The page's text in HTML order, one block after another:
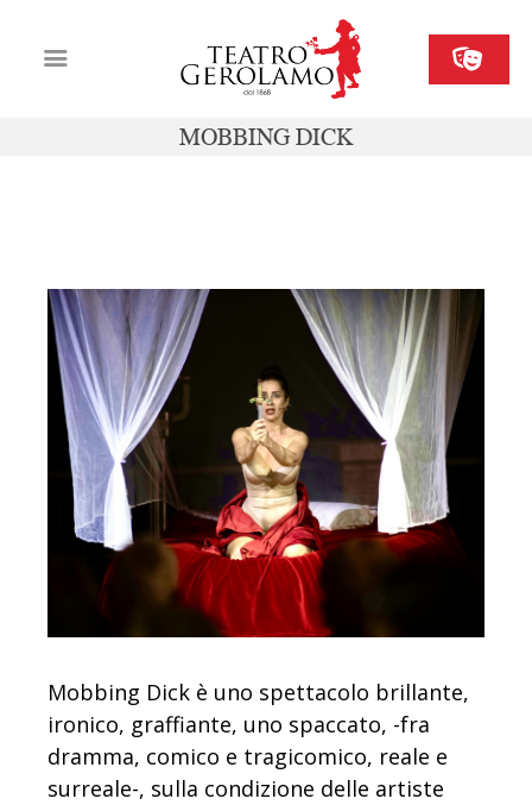
MOBBING DICK
Organizza il tuo evento
Contatti
Mobbing Dick è uno spettacolo brillante,
ironico, graffiante, uno spaccato, -fra
dramma, comico e tragicomico, reale e
surreale-, sulla condizione delle artiste